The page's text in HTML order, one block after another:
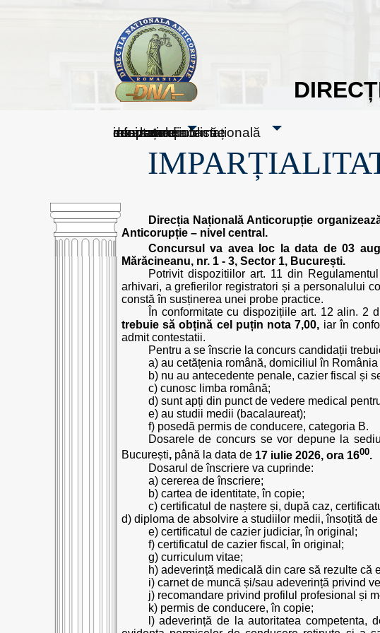
sesizați-ne
despre noi
rezultatele noastre
mass media
informare publică
cooperare internațională
Direcția Națională Anticorupție
Anticorupție – nivel central.
Concursul va avea loc la data de 03
Mărăcineanu, nr. 1 - 3, Sector 1, București.
Potrivit dispozitiilor art. 11 din
arhivari, a grefierilor registratori și a personalului
constă în susținerea unei probe practice.
În conformitate cu dispozițiile art. 12 alin. 2
trebuie să obțină cel puțin nota 7,00, iar în
admit contestatii.
Pentru a se înscrie la concurs candidații
a) au cetățenia română, domiciliul în
b) nu au antecedente penale, cazier fiscal și
c) cunosc limba română;
d) sunt apți din punct de vedere medical
e) au studii medii (bacalaureat);
f) posedă permis de conducere, categoria B.
Dosarele de concurs se vor depune la
București, până la data de 17 iulie 2026, ora 1600.
Dosarul de înscriere va cuprinde:
a) cererea de înscriere;
b) cartea de identitate, în copie;
c) certificatul de naștere și, după caz,
d) diploma de absolvire a studiilor medii, însoțită
e) certificatul de cazier judiciar, în original;
f) certificatul de cazier fiscal, în original;
g) curriculum vitae;
h) adeverință medicală din care să rezulte că
i) carnet de muncă și/sau adeverință privind
j) recomandare privind profilul profesional și
k) permis de conducere, în copie;
l) adeverință de la autoritatea competenta,